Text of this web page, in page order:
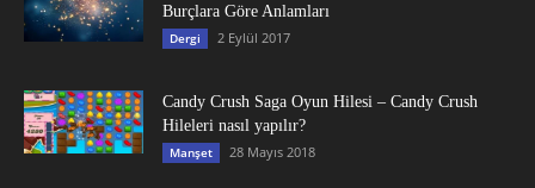
Burçlara Göre Anlamları
Dergi 2 Eylül 2017
Candy Crush Saga Oyun Hilesi – Candy Crush
Hileleri nasıl yapılır?
Manşet 28 Mayıs 2018